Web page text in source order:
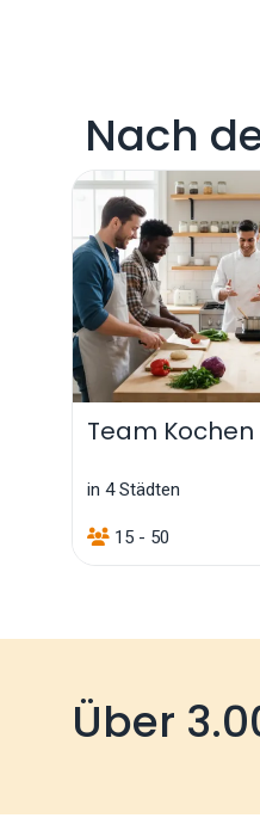
Nach
Team Kochen
in 4 Städten
15 - 50
Über